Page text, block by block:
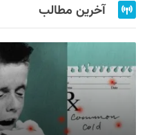
آخرین مطالب